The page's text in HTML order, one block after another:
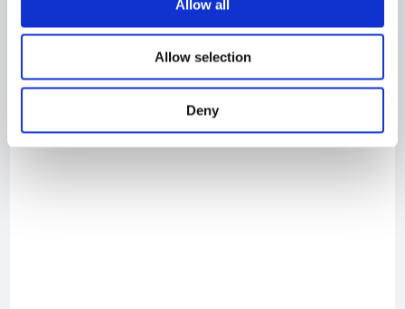
Allow all
Allow selection
Deny